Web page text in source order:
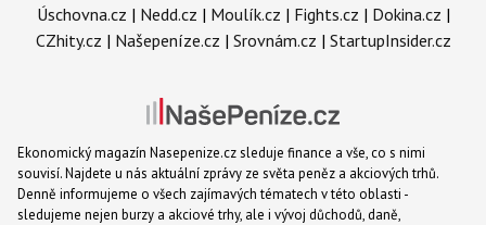
Úschovna.cz | Nedd.cz | Moulík.cz | Fights.cz | Dokina.cz |
CZhity.cz | Našepeníze.cz | Srovnám.cz | StartupInsider.cz
Ekonomický magazín Nasepenize.cz sleduje finance a vše, co s nimi
souvisí. Najdete u nás aktuální zprávy ze světa peněz a akciových trhů.
Denně informujeme o všech zajímavých tématech v této oblasti -
sledujeme nejen burzy a akciové trhy, ale i vývoj důchodů, daně,